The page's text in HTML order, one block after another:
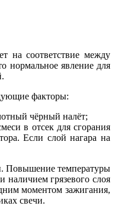
на соответствие между
нормальное явление для
факторы:
чёрный налёт;
в отсек для сгорания
Если слой нагара на
Повышение температуры
наличием грязевого слоя
моментом зажигания,
свечи.